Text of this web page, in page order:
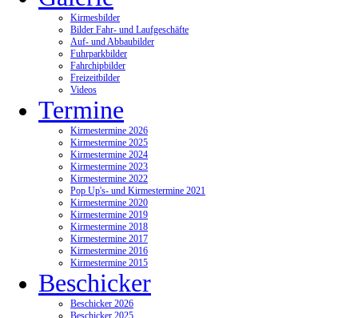
Kirmesbilder
Bilder Fahr- und Laufgeschäfte
Auf- und Abbaubilder
Fuhrparkbilder
Fahrchipbilder
Freizeitbilder
Videos
Termine
Kirmestermine 2026
Kirmestermine 2025
Kirmestermine 2024
Kirmestermine 2023
Kirmestermine 2022
Pop Up's- und Kirmestermine 2021
Kirmestermine 2020
Kirmestermine 2019
Kirmestermine 2018
Kirmestermine 2017
Kirmestermine 2016
Kirmestermine 2015
Beschicker
Beschicker 2026
Beschicker 2025